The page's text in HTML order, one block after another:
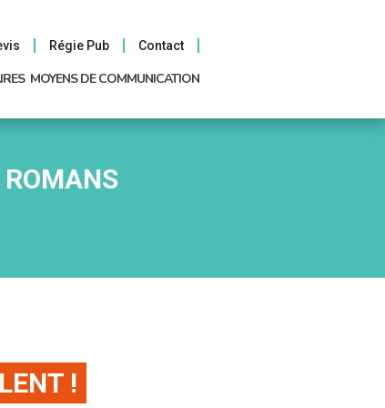
Régie Pub Contact
MOYENS DE COMMUNICATION
ROMANS
!